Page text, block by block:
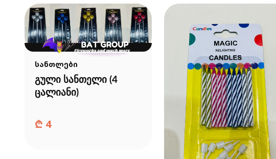
სანთლები
გული სანთელი (4
ცალიანი)
₾ 4